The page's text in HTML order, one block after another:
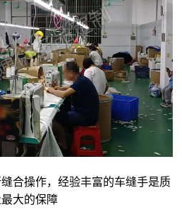
合操作，经验丰富的车缝手是质
最大的保障